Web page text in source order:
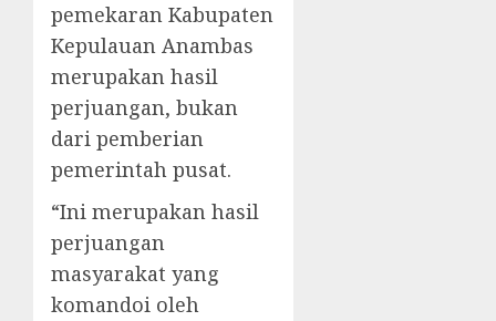
pemekaran Kabupaten
Kepulauan Anambas
merupakan hasil
perjuangan, bukan
dari pemberian
pemerintah pusat.
“Ini merupakan hasil
perjuangan
masyarakat yang
komandoi oleh